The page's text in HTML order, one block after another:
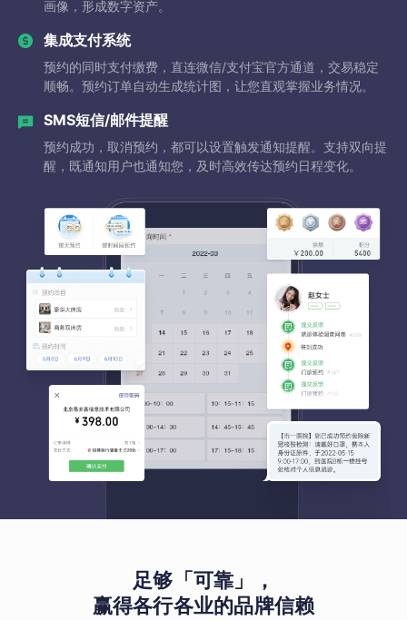
画像，形成数字资产。
集成支付系统
预约的同时支付缴费，直连微信/支付宝官方通道，交易稳定
顺畅。预约订单自动生成统计图，让您直观掌握业务情况。
SMS短信/邮件提醒
预约成功，取消预约，都可以设置触发通知提醒。支持双向提
醒，既通知用户也通知您，及时高效传达预约日程变化。
足够「可靠」，
赢得各行各业的品牌信赖